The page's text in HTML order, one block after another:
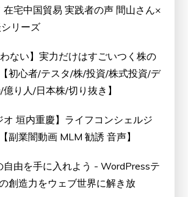
在宅中国貿易 実践者の声 間山さん×
リーズ
わない】実力だけはすごいつく株の
初心者/テスタ/株/投資/株式投資/デ
り人/日本株/切り抜き】
オ 垣内重慶】ライフコンシェルジ
副業闇動画 MLM 勧誘 音声】
自由を手に入れよう - WordPressテ
創造力をウェブ世界に解き放